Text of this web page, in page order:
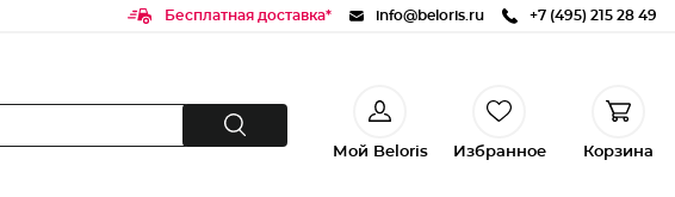
Бесплатная доставка* info@beloris.ru +7 (495) 215 28 49
Мой Beloris Избранное Корзина